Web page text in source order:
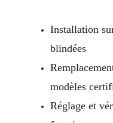
Installation
blindées
modèles
Réglage et